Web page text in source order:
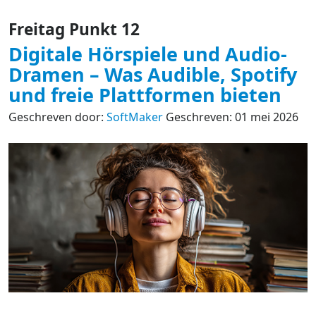
Freitag Punkt 12
Digitale Hörspiele und Audio-
Dramen – Was Audible, Spotify
und freie Plattformen bieten
Geschreven door: SoftMaker Geschreven: 01 mei 2026